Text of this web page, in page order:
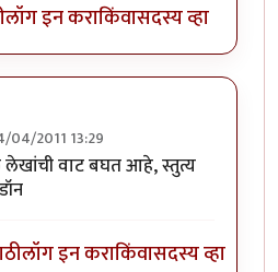
लॉग इन कराकिंवासदस्य व्हा
04/2011 13:29
मुक्तसुनीत
लेखांची वाट बघत आहे, स्तुत्य
लॉग इन कराकिंवासदस्य व्हा